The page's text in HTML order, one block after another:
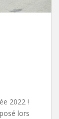
2022 !
lors